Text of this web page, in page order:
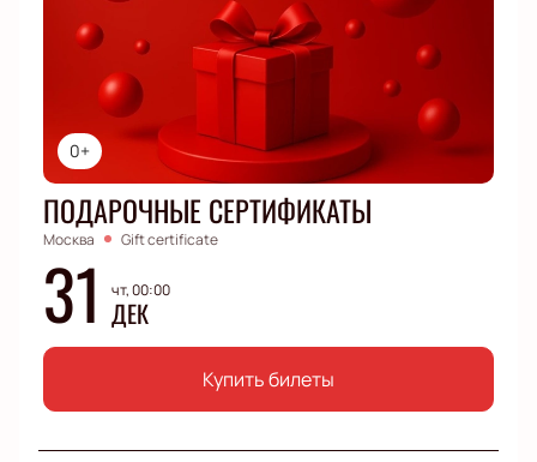
0+
ПОДАРОЧНЫЕ СЕРТИФИКАТЫ
Москва Gift certificate
31 чт, 00:00
ДЕК
Купить билеты